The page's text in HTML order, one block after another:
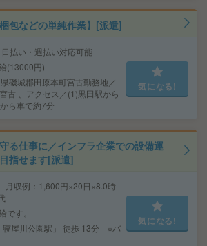
包などの単純作業】[派遣]
払い・週払い対応可能
(13000円)
磯城郡田原本町宮古勤務地／
古 、アクセス／(1)黒田駅から
ら車で約7分
気になる!
る仕事に／インフラ企業での設備運
指せます[派遣]
収例：1,600円×20日×8.0時
です。
寝屋川公園駅」 徒歩 13分 ※バ
気になる!